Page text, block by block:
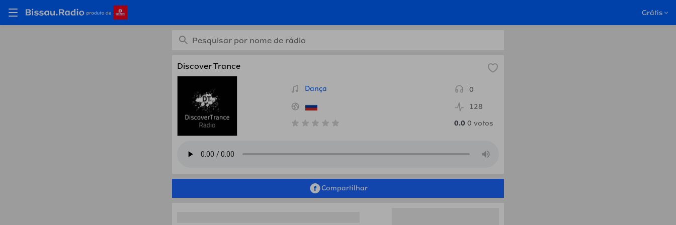
Grátis
Discover Trance
Dança
0
128
0.0 0 votos
Compartilhar